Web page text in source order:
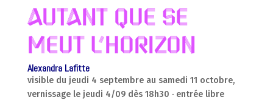
Autant que se
meut l’horizon
Alexandra Lafitte
visible du jeudi 4 septembre au samedi 11 octobre,
vernissage le jeudi 4/09 dès 18h30 · entrée libre